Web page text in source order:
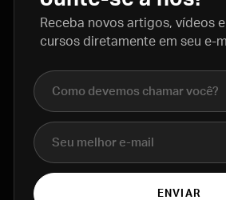
Receba novos artigos, vídeos
cursos diretamente em seu e-
Nome completo
E-mail
ENVIAR